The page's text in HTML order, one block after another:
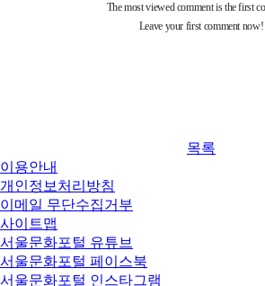
목록
이용안내
개인정보처리방침
이메일 무단수집거부
사이트맵
서울문화포털 유튜브
서울문화포털 페이스북
서울문화포털 인스타그램